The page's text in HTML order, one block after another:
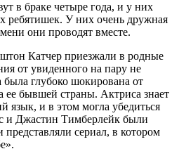
в браке четыре года, и у них
ребятишек. У них очень дружная
они проводят вместе.
Катчер приезжали в родные
от увиденного на пару не
была глубоко шокирована от
ее бывшей страны. Актриса знает
язык, и в этом могла убедиться
и Джастин Тимберлейк были
сериал, в котором